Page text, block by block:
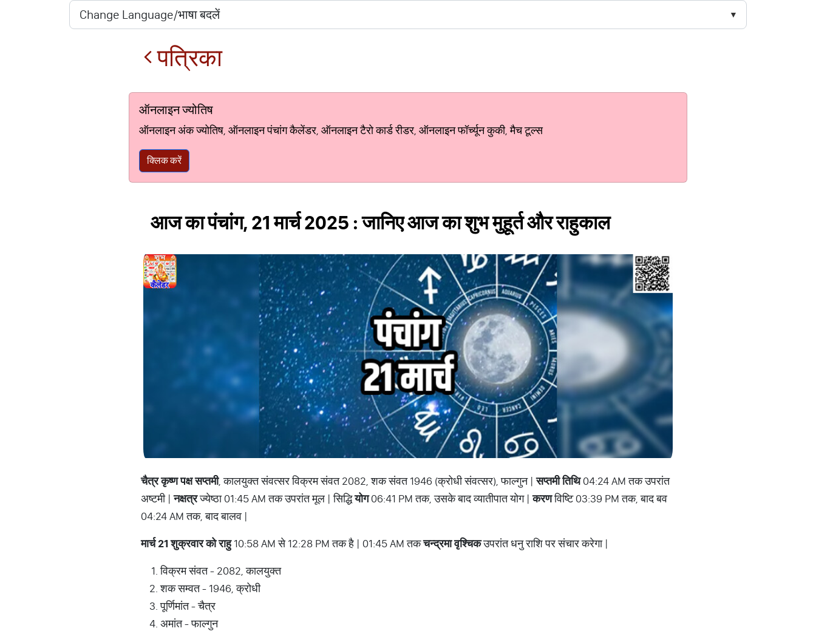
पत्रिका
ऑनलाइन ज्योतिष
ऑनलाइन अंक ज्योतिष, ऑनलाइन पंचांग कैलेंडर, ऑनलाइन टैरो कार्ड रीडर, ऑनलाइन फॉर्च्यून कुकी, मैच टूल्स
क्लिक करें
आज का पंचांग, 21 मार्च 2025 : जानिए आज का शुभ मुहूर्त और राहुकाल
चैत्र कृष्ण पक्ष सप्तमी, कालयुक्त संवत्सर विक्रम संवत 2082, शक संवत 1946 (क्रोधी संवत्सर), फाल्गुन |सप्तमी तिथि04:24 AM तक उपरांत
अष्टमी |नक्षत्रज्येष्ठा 01:45 AM तक उपरांत मूल | सिद्धियोग06:41 PM तक, उसके बाद व्यातीपात योग |करणविष्टि 03:39 PM तक, बाद बव
04:24 AM तक, बाद बालव |
मार्च 21 शुक्रवार को राहु10:58 AM से 12:28 PM तक है | 01:45 AM तकचन्द्रमा वृश्चिकउपरांत धनु राशि पर संचार करेगा |
विक्रम संवत - 2082, कालयुक्त
शक सम्वत - 1946, क्रोधी
पूर्णिमांत - चैत्र
अमांत - फाल्गुन